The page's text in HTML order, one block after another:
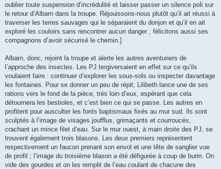
oublier toute suspension d’incrédulité et laisser passer un silence poli sur
le retour d’Albarn dans la troupe. Réjouissons-nous plutôt qu’il ait réussi à
traverser les terres sauvages qui le séparaient du donjon et qu’il en ait
exploré les couloirs sans rencontrer aucun danger ; félicitons aussi ses
compagnons d’avoir sécurisé le chemin.]
Albarn, donc, rejoint la troupe et alerte les autres aventuriers de
l’approche des insectes. Les PJ tergiversaient en effet sur ce qu’ils
voulaient faire : continuer d’explorer les sous-sols ou inspecter davantage
les fontaines. Pour se donner un peu de répit, Lilibeth lance une de ses
rations vers le fond de la pièce, très loin d’eux, espérant que cela
détournera les bestioles, et c’est bien ce qui se passe. Les autres en
profitent pour ausculter les fonts baptismaux fixés au mur sud. Ils sont
sculptés à l’image de visages joufflus, grimaçants et courroucés,
crachant un mince filet d’eau. Sur le mur ouest, à main droite des PJ, se
trouvent également trois blasons. Les deux premiers représentent
respectivement un faucon prenant son envol et une tête de sanglier vue
de profil ; l’image du troisième blason a été défigurée à coup de burin. On
vide des gourdes et on les remplit de l’eau coulant de chacune des